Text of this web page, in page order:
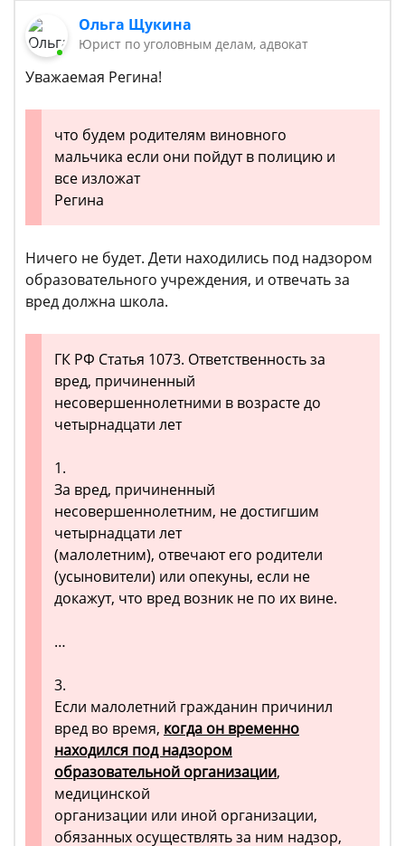
Ольга Щукина
Юрист по уголовным делам, адвокат
Уважаемая Регина!
что будем родителям виновного
мальчика если они пойдут в полицию и
все изложат
Регина
Ничего не будет. Дети находились под надзором
образовательного учреждения, и отвечать за
вред должна школа.
ГК РФ Статья 1073. Ответственность за
вред, причиненный
несовершеннолетними в возрасте до
четырнадцати лет
1.
За вред, причиненный
несовершеннолетним, не достигшим
четырнадцати лет
(малолетним), отвечают его родители
(усыновители) или опекуны, если не
докажут, что вред возник не по их вине.
…
3.
Если малолетний гражданин причинил
вред во время, когда он временно
находился под надзором
образовательной организации,
медицинской
организации или иной организации,
обязанных осуществлять за ним надзор,